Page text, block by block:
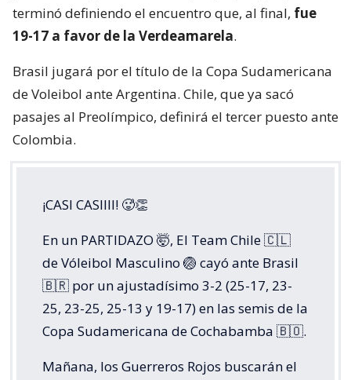
terminó definiendo el encuentro que, al final, fue
19-17 a favor de la Verdeamarela.
Brasil jugará por el título de la Copa Sudamericana
de Voleibol ante Argentina. Chile, que ya sacó
pasajes al Preolímpico, definirá el tercer puesto ante
Colombia.
¡CASI CASIIII! 🥵👏
En un PARTIDAZO 🤯, El Team Chile 🇨🇱
de Vóleibol Masculino 🏐 cayó ante Brasil
🇧🇷 por un ajustadísimo 3-2 (25-17, 23-
25, 23-25, 25-13 y 19-17) en las semis de la
Copa Sudamericana de Cochabamba 🇧🇴.
Mañana, los Guerreros Rojos buscarán el